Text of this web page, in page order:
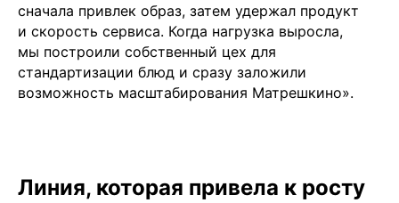
сначала привлек образ, затем удержал продукт
и скорость сервиса. Когда нагрузка выросла,
мы построили собственный цех для
стандартизации блюд и сразу заложили
возможность масштабирования Матрешкино».
Линия, которая привела к росту